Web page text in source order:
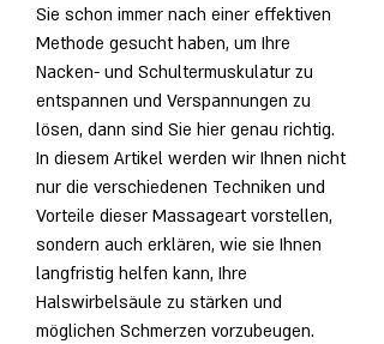
Sie schon immer nach einer effektiven
Methode gesucht haben, um Ihre
Nacken- und Schultermuskulatur zu
entspannen und Verspannungen zu
lösen, dann sind Sie hier genau richtig.
In diesem Artikel werden wir Ihnen nicht
nur die verschiedenen Techniken und
Vorteile dieser Massageart vorstellen,
sondern auch erklären, wie sie Ihnen
langfristig helfen kann, Ihre
Halswirbelsäule zu stärken und
möglichen Schmerzen vorzubeugen.